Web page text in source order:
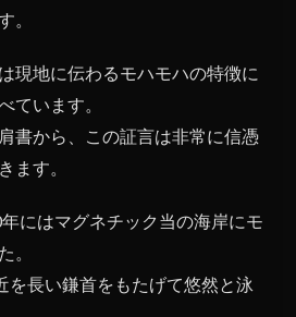
。
現地に伝わるモハモハの特徴に
ています。
書から、この証言は非常に信憑
ます。
にはマグネチック当の海岸にモ
。
を長い鎌首をもたげて悠然と泳